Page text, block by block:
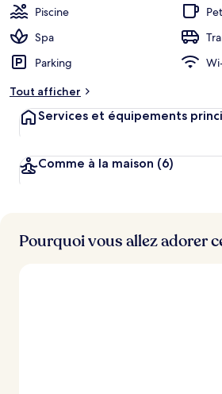
Piscine
Spa
Parking
Tout afficher
Services et équipements
Comme à la maison (6)
Pourquoi vous allez adorer